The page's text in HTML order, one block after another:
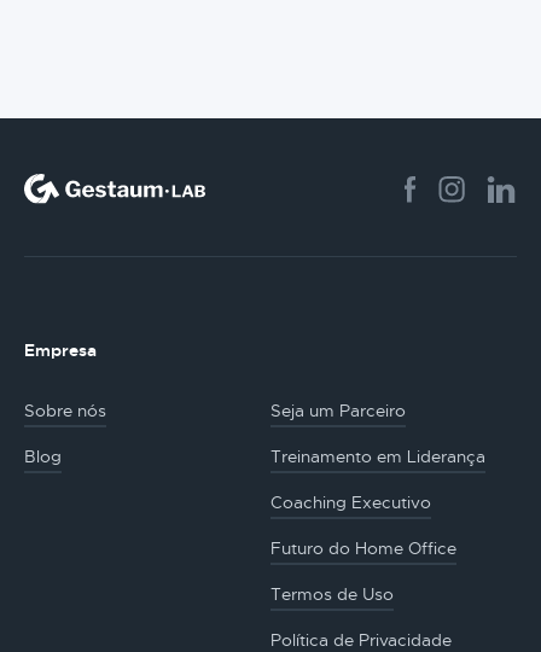
Empresa
Sobre nós Seja um Parceiro
Blog Treinamento em Liderança
Coaching Executivo
Futuro do Home Office
Termos de Uso
Política de Privacidade